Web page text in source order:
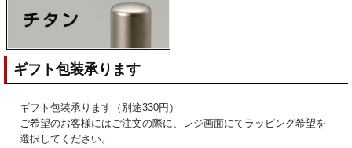
ギフト包装承ります
ギフト包装承ります（別途330円）
ご希望のお客様にはご注文の際に、レジ画面にてラッピング希望を
選択してください。